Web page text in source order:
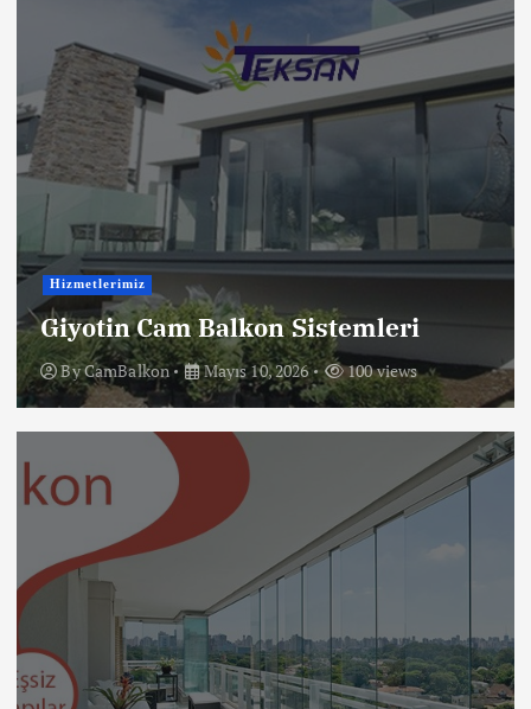
Hizmetlerimiz
Giyotin Cam Balkon Sistemleri
ByCamBalkon Mayıs 10, 2026 100 views